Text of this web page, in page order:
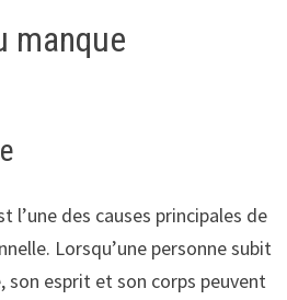
manque
l’une des causes principales de
Lorsqu’une personne subit
son esprit et son corps peuvent